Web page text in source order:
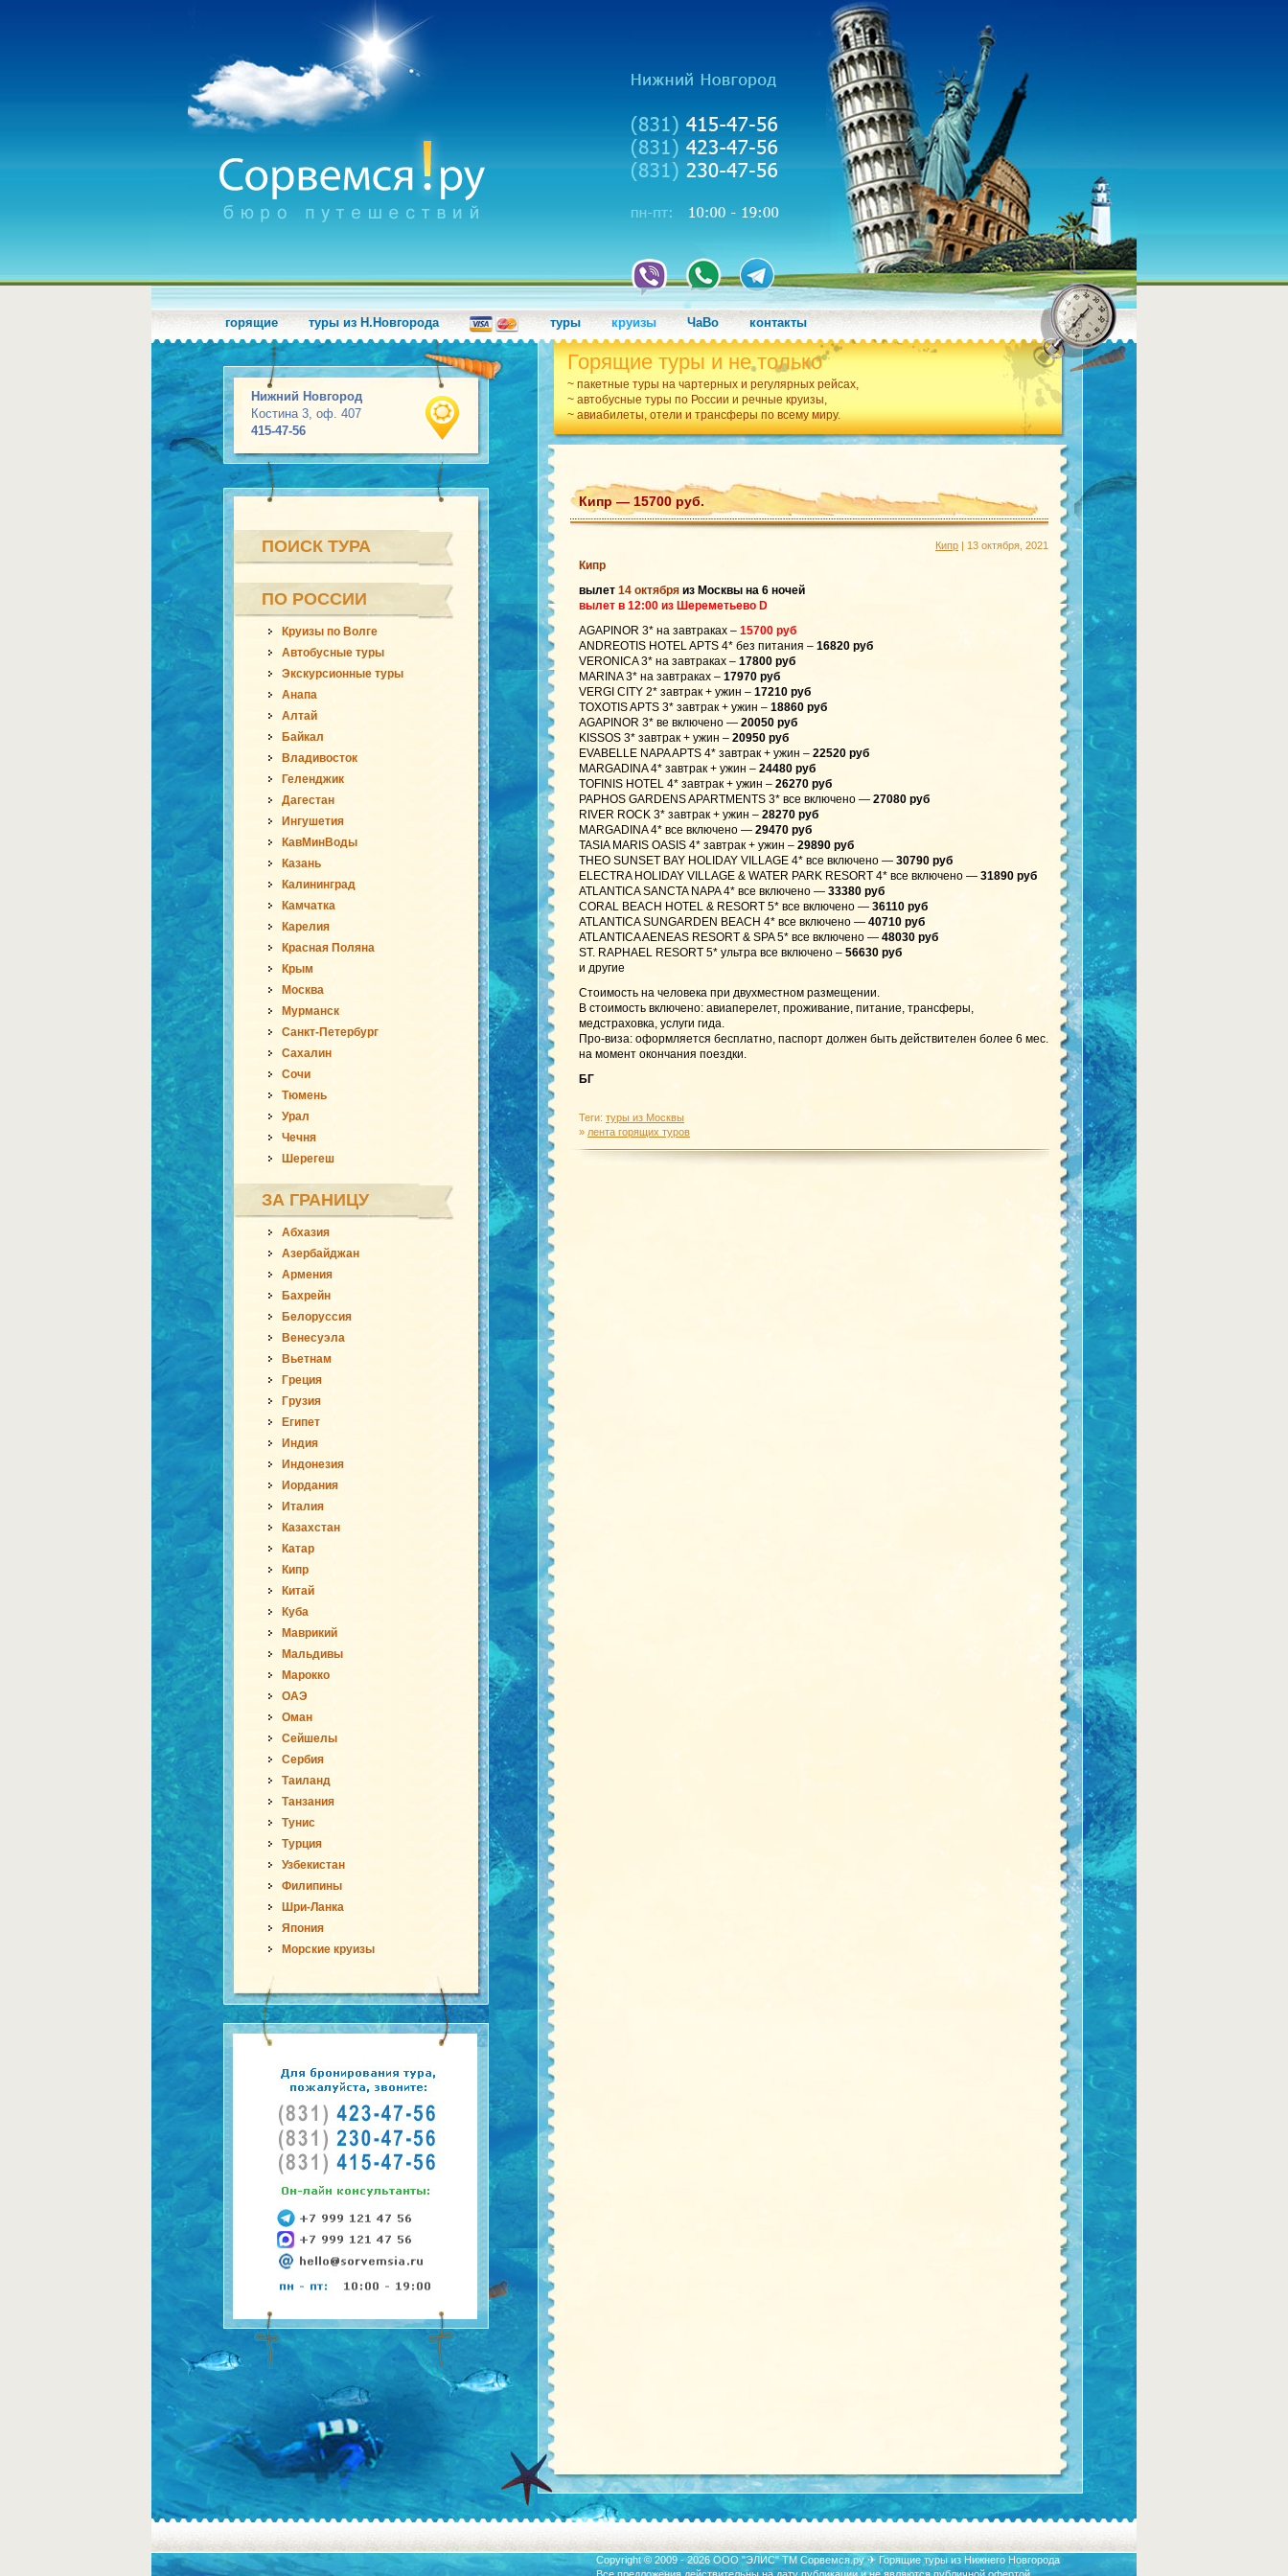
горящие туры из Н.Новгорода туры круизы ЧаВо контакты
Нижний Новгород
Костина 3, оф. 407
415-47-56
Горящие туры и не только
~ пакетные туры на чартерных и регулярных рейсах,
~ автобусные туры по России и речные круизы,
~ авиабилеты, отели и трансферы по всему миру.
ПОИСК ТУРА
ПО РОССИИ
Круизы по Волге
Автобусные туры
Экскурсионные туры
Анапа
Алтай
Байкал
Владивосток
Геленджик
Дагестан
Ингушетия
КавМинВоды
Казань
Калининград
Камчатка
Карелия
Красная Поляна
Крым
Москва
Мурманск
Санкт-Петербург
Сахалин
Сочи
Тюмень
Урал
Чечня
Шерегеш
ЗА ГРАНИЦУ
Абхазия
Азербайджан
Армения
Бахрейн
Белоруссия
Венесуэла
Вьетнам
Греция
Грузия
Египет
Индия
Индонезия
Иордания
Италия
Казахстан
Катар
Кипр
Китай
Куба
Маврикий
Мальдивы
Марокко
ОАЭ
Оман
Сейшелы
Сербия
Таиланд
Танзания
Тунис
Турция
Узбекистан
Филипины
Шри-Ланка
Япония
Морские круизы
Кипр — 15700 руб.
Кипр | 13 октября, 2021
Кипр
вылет 14 октября из Москвы на 6 ночей
вылет в 12:00 из Шереметьево D
AGAPINOR 3* на завтраках – 15700 руб
ANDREOTIS HOTEL APTS 4* без питания – 16820 руб
VERONICA 3* на завтраках – 17800 руб
MARINA 3* на завтраках – 17970 руб
VERGI CITY 2* завтрак + ужин – 17210 руб
TOXOTIS APTS 3* завтрак + ужин – 18860 руб
AGAPINOR 3* ве включено — 20050 руб
KISSOS 3* завтрак + ужин – 20950 руб
EVABELLE NAPA APTS 4* завтрак + ужин – 22520 руб
MARGADINA 4* завтрак + ужин – 24480 руб
TOFINIS HOTEL 4* завтрак + ужин – 26270 руб
PAPHOS GARDENS APARTMENTS 3* все включено — 27080 руб
RIVER ROCK 3* завтрак + ужин – 28270 руб
MARGADINA 4* все включено — 29470 руб
TASIA MARIS OASIS 4* завтрак + ужин – 29890 руб
THEO SUNSET BAY HOLIDAY VILLAGE 4* все включено — 30790 руб
ELECTRA HOLIDAY VILLAGE & WATER PARK RESORT 4* все включено — 31890 руб
ATLANTICA SANCTA NAPA 4* все включено — 33380 руб
CORAL BEACH HOTEL & RESORT 5* все включено — 36110 руб
ATLANTICA SUNGARDEN BEACH 4* все включено — 40710 руб
ATLANTICA AENEAS RESORT & SPA 5* все включено — 48030 руб
ST. RAPHAEL RESORT 5* ультра все включено – 56630 руб
и другие
Стоимость на человека при двухместном размещении.
В стоимость включено: авиаперелет, проживание, питание, трансферы,
медстраховка, услуги гида.
Про-виза: оформляется бесплатно, паспорт должен быть действителен более 6 мес.
на момент окончания поездки.
БГ
Теги: туры из Москвы
» лента горящих туров
Copyright © 2009 - 2026 ООО "ЭЛИС" ТМ Сорвемся.ру ✈ Горящие туры из Нижнего Новгорода